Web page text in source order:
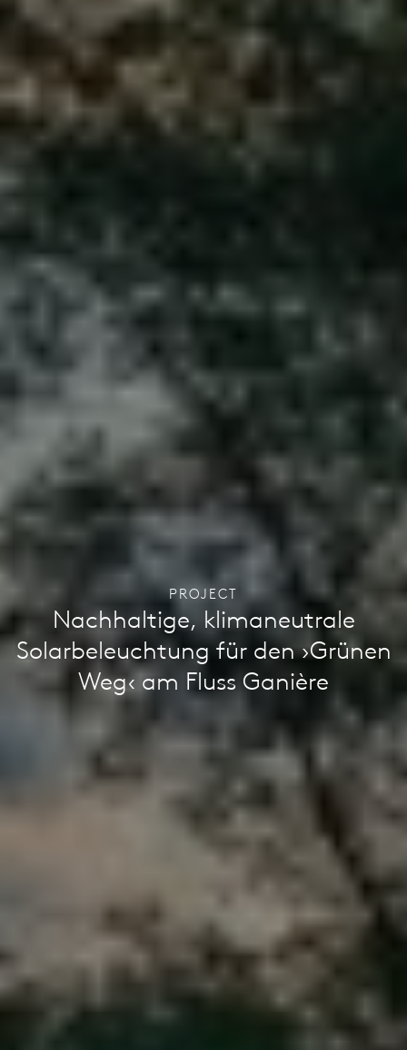
Nachhaltige, klimaneutrale
Solarbeleuchtung für den ›Grünen
Weg‹ am Fluss Ganière
PROJECT